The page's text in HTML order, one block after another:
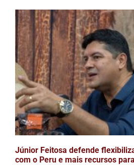
Júnior Feitosa defende
com o Peru e mais recursos